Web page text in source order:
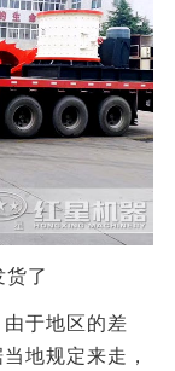
货了
于地区的差
地规定来走，